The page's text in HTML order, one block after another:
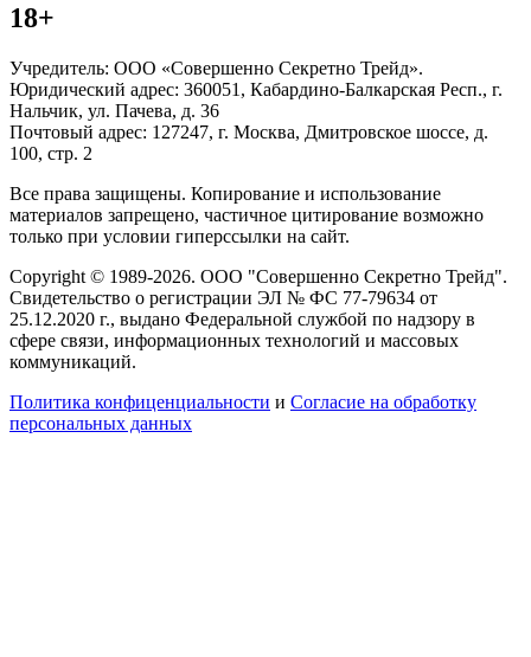
18+
Учредитель: ООО «Совершенно Секретно Трейд».
Юридический адрес: 360051, Кабардино-Балкарская Респ., г.
Нальчик, ул. Пачева, д. 36
Почтовый адрес: 127247, г. Москва, Дмитровское шоссе, д.
100, стр. 2
Все права защищены. Копирование и использование
материалов запрещено, частичное цитирование возможно
только при условии гиперссылки на сайт.
Copyright © 1989-2026. ООО "Совершенно Секретно Трейд".
Свидетельство о регистрации ЭЛ № ФС 77-79634 от
25.12.2020 г., выдано Федеральной службой по надзору в
сфере связи, информационных технологий и массовых
коммуникаций.
Политика конфиценциальности и Согласие на обработку
персональных данных